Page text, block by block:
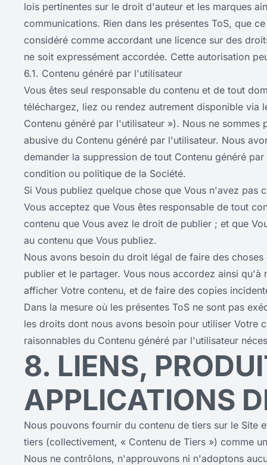
lois pertinentes sur le droit d'auteur et les marques
communications. Rien dans les présentes ToS, que
considéré comme accordant une licence sur des
ne soit expressément accordée. Cette autorisation
6.1. Contenu généré par l'utilisateur
Vous êtes seul responsable du contenu et de tout
téléchargez, liez ou rendez autrement disponible via
Contenu généré par l'utilisateur »). Nous ne
abusive du Contenu généré par l'utilisateur. Nous
demander la suppression de tout Contenu généré
condition ou politique de la Société.
Si Vous publiez quelque chose que Vous n'avez pas
Vous acceptez que Vous êtes responsable de tout
contenu que Vous avez le droit de publier ; et que
au contenu que Vous publiez.
Nous avons besoin du droit légal de faire des
publier et le partager. Vous nous accordez ainsi
afficher Votre contenu, et de faire des copies
Dans la mesure où les présentes ToS ne sont pas
les droits dont nous avons besoin pour utiliser Votre
raisonnables du Contenu généré par l'utilisateur
8. LIENS,
APPLICATIONS
Nous pouvons fournir du contenu de tiers sur le Site
tiers (collectivement, « Contenu de Tiers ») comme
Nous ne contrôlons, n'approuvons ni n'adoptons